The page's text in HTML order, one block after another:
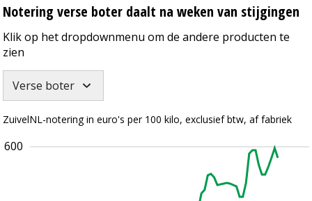
Verse boter
Notering verse boter daalt na weken van stijgingen
Klik op het dropdownmenu om de andere producten te
zien
ZuivelNL-notering in euro's per 100 kilo, exclusief btw, af fabriek
600